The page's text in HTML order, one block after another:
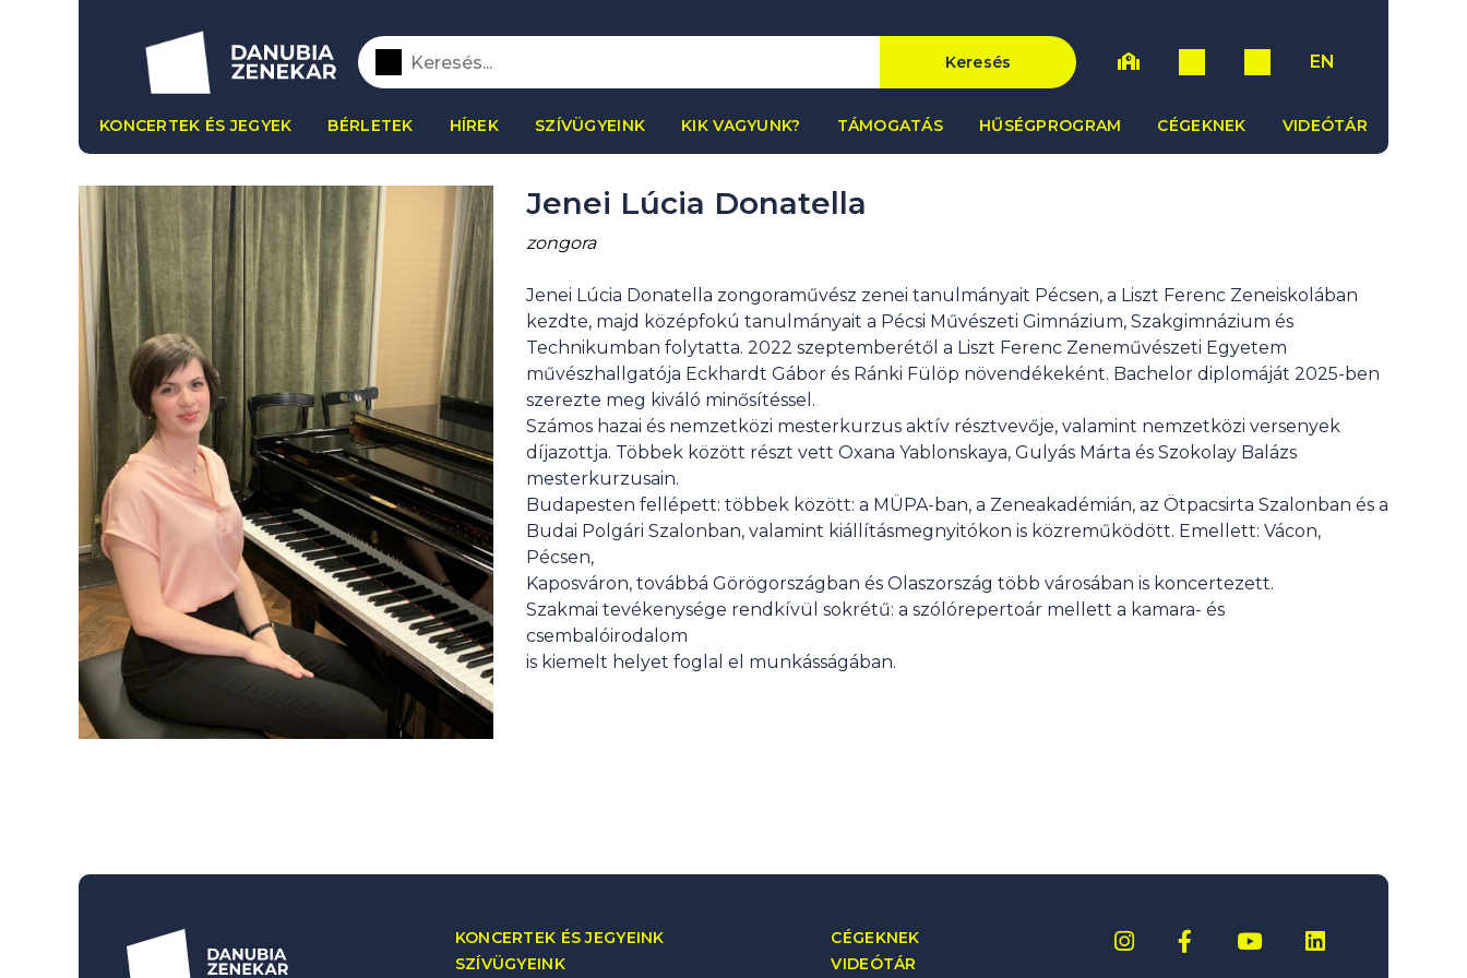
Keresés EN
KONCERTEK ÉS JEGYEK BÉRLETEK HÍREK SZÍVÜGYEINK KIK VAGYUNK? TÁMOGATÁS HŰSÉGPROGRAM CÉGEKNEK VIDEÓTÁR
Jenei Lúcia Donatella
zongora
Jenei Lúcia Donatella zongoraművész zenei tanulmányait Pécsen, a Liszt Ferenc Zeneiskolában
kezdte, majd középfokú tanulmányait a Pécsi Művészeti Gimnázium, Szakgimnázium és
Technikumban folytatta. 2022 szeptemberétől a Liszt Ferenc Zeneművészeti Egyetem
művészhallgatója Eckhardt Gábor és Ránki Fülöp növendékeként. Bachelor diplomáját 2025-ben
szerezte meg kiváló minősítéssel.
Számos hazai és nemzetközi mesterkurzus aktív résztvevője, valamint nemzetközi versenyek
díjazottja. Többek között részt vett Oxana Yablonskaya, Gulyás Márta és Szokolay Balázs
mesterkurzusain.
Budapesten fellépett: többek között: a MÜPA-ban, a Zeneakadémián, az Ötpacsirta Szalonban és a
Budai Polgári Szalonban, valamint kiállításmegnyitókon is közreműködött. Emellett: Vácon,
Pécsen,
Kaposváron, továbbá Görögországban és Olaszország több városában is koncertezett.
Szakmai tevékenysége rendkívül sokrétű: a szólórepertoár mellett a kamara- és
csembalóirodalom
is kiemelt helyet foglal el munkásságában.
KONCERTEK ÉS JEGYEINK
SZÍVÜGYEINK
CÉGEKNEK
VIDEÓTÁR